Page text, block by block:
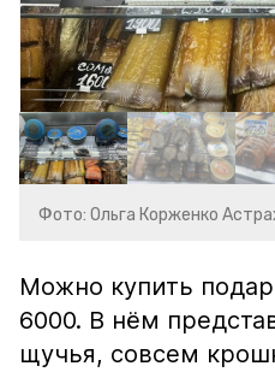
Фото: Ольга Корженко
Можно купить
6000. В нём
щучья, совсем